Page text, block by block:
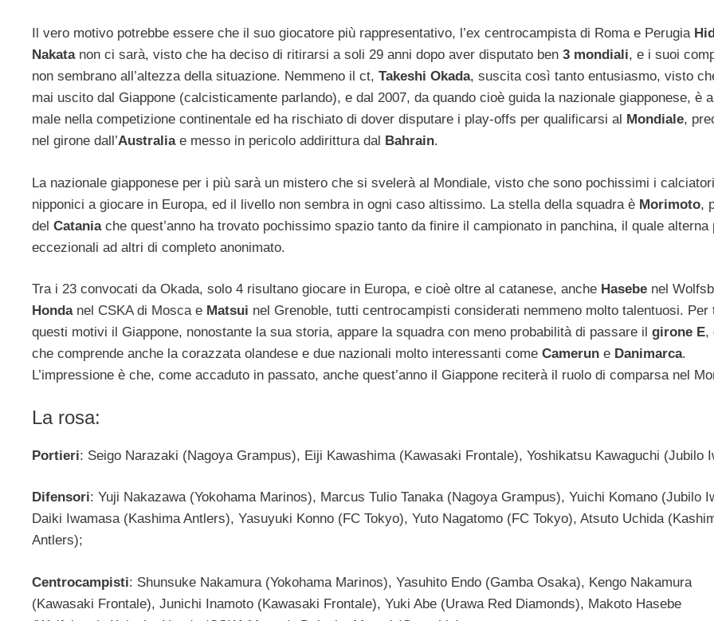
Il vero motivo potrebbe essere che il suo giocatore più rappresentativo, l’ex centrocampista di Roma e Perugia
Nakatanon ci sarà, visto che ha deciso di ritirarsi a soli 29 anni dopo aver disputato ben 3 mondiali, e i suoi
non sembrano all’altezza della situazione. Nemmeno il ct, Takeshi Okada, suscita così tanto entusiasmo, visto
mai uscito dal Giappone (calcisticamente parlando), e dal 2007, da quando cioè guida la nazionale giapponese, è
male nella competizione continentale ed ha rischiato di dover disputare i play-offs per qualificarsi al Mondiale,
nel girone dall’Australiae messo in pericolo addirittura dal Bahrain.
La nazionale giapponese per i più sarà un mistero che si svelerà al Mondiale, visto che sono pochissimi i calciatori
nipponici a giocare in Europa, ed il livello non sembra in ogni caso altissimo. La stella della squadra è Morimoto,
del Catania che quest’anno ha trovato pochissimo spazio tanto da finire il campionato in panchina, il quale alterna
eccezionali ad altri di completo anonimato.
Tra i 23 convocati da Okada, solo 4 risultano giocare in Europa, e cioè oltre al catanese, anche Hasebe nel
Honda nel CSKA di Mosca e Matsui nel Grenoble, tutti centrocampisti considerati nemmeno molto talentuosi. Per
questi motivi il Giappone, nonostante la sua storia, appare la squadra con meno probabilità di passare il girone E,
che comprende anche la corazzata olandese e due nazionali molto interessanti come Camerun e Danimarca.
L’impressione è che, come accaduto in passato, anche quest’anno il Giappone reciterà il ruolo di comparsa nel
La rosa:
Portieri: Seigo Narazaki (Nagoya Grampus), Eiji Kawashima (Kawasaki Frontale), Yoshikatsu Kawaguchi (Jubilo
Difensori: Yuji Nakazawa (Yokohama Marinos), Marcus Tulio Tanaka (Nagoya Grampus), Yuichi Komano (Jubilo
Daiki Iwamasa (Kashima Antlers), Yasuyuki Konno (FC Tokyo), Yuto Nagatomo (FC Tokyo), Atsuto Uchida
Antlers);
Centrocampisti: Shunsuke Nakamura (Yokohama Marinos), Yasuhito Endo (Gamba Osaka), Kengo Nakamura
(Kawasaki Frontale), Junichi Inamoto (Kawasaki Frontale), Yuki Abe (Urawa Red Diamonds), Makoto Hasebe